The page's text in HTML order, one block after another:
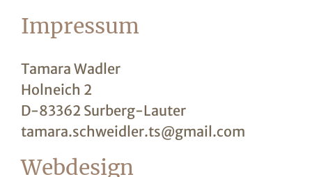
Impressum
Tamara Wadler
Holneich 2
D-83362 Surberg-Lauter
tamara.schweidler.ts@gmail.com
Webdesign